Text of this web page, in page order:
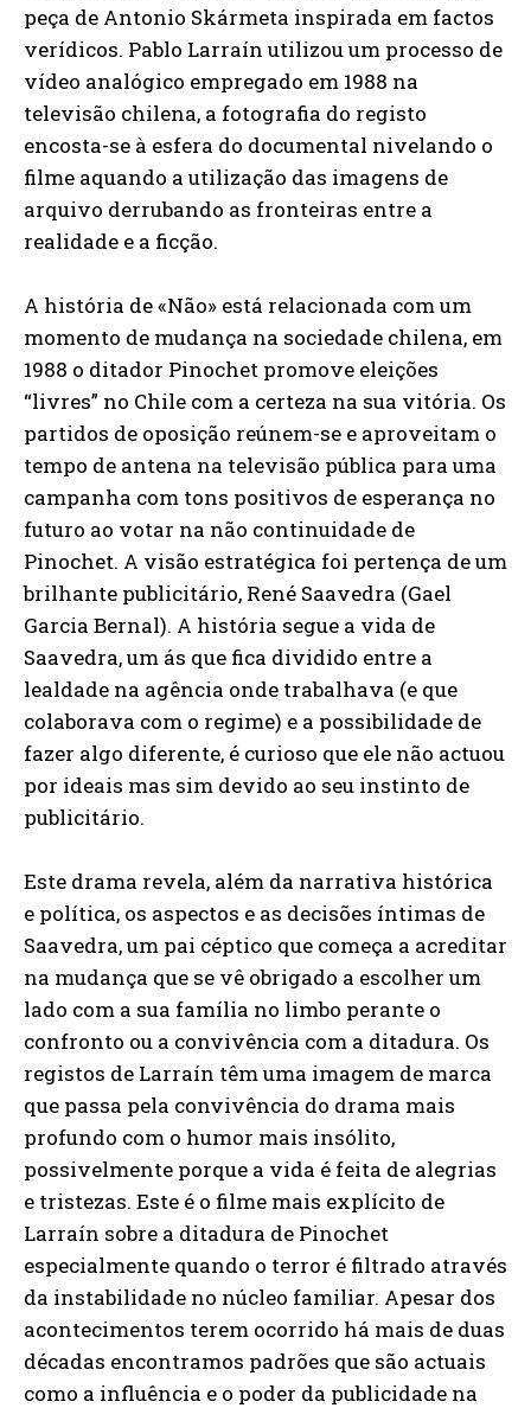
peça de Antonio Skármeta inspirada em factos
verídicos. Pablo Larraín utilizou um processo de
vídeo analógico empregado em 1988 na
televisão chilena, a fotografia do registo
encosta-se à esfera do documental nivelando o
filme aquando a utilização das imagens de
arquivo derrubando as fronteiras entre a
realidade e a ficção.
A história de «Não» está relacionada com um
momento de mudança na sociedade chilena, em
1988 o ditador Pinochet promove eleições
“livres” no Chile com a certeza na sua vitória. Os
partidos de oposição reúnem-se e aproveitam o
tempo de antena na televisão pública para uma
campanha com tons positivos de esperança no
futuro ao votar na não continuidade de
Pinochet. A visão estratégica foi pertença de um
brilhante publicitário, René Saavedra (Gael
Garcia Bernal). A história segue a vida de
Saavedra, um ás que fica dividido entre a
lealdade na agência onde trabalhava (e que
colaborava com o regime) e a possibilidade de
fazer algo diferente, é curioso que ele não actuou
por ideais mas sim devido ao seu instinto de
publicitário.
Este drama revela, além da narrativa histórica
e política, os aspectos e as decisões íntimas de
Saavedra, um pai céptico que começa a acreditar
na mudança que se vê obrigado a escolher um
lado com a sua família no limbo perante o
confronto ou a convivência com a ditadura. Os
registos de Larraín têm uma imagem de marca
que passa pela convivência do drama mais
profundo com o humor mais insólito,
possivelmente porque a vida é feita de alegrias
e tristezas. Este é o filme mais explícito de
Larraín sobre a ditadura de Pinochet
especialmente quando o terror é filtrado através
da instabilidade no núcleo familiar. Apesar dos
acontecimentos terem ocorrido há mais de duas
décadas encontramos padrões que são actuais
como a influência e o poder da publicidade na